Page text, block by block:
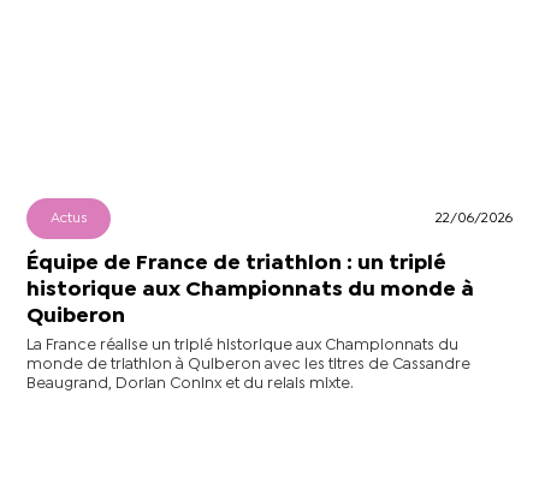
Actus 22/06/2026
Équipe de France de triathlon : un triplé
historique aux Championnats du monde à
Quiberon
La France réalise un triplé historique aux Championnats du
monde de triathlon à Quiberon avec les titres de Cassandre
Beaugrand, Dorian Coninx et du relais mixte.